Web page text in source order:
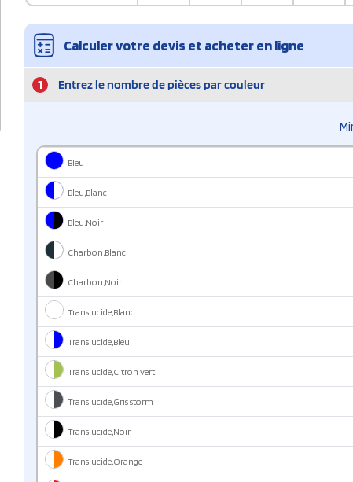
Calculer votre devis et acheter en ligne
1 Entrez le nombre de pièces par couleur
Bleu
Bleu,Blanc
Bleu,Noir
Charbon,Blanc
Charbon,Noir
Translucide,Blanc
Translucide,Bleu
Translucide,Citron vert
Translucide,Gris storm
Translucide,Noir
Translucide,Orange